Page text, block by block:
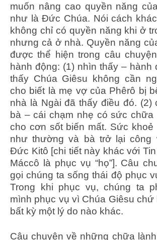
muốn nâng cao quyền năng
như là Đức Chúa. Nói cách
không chỉ có quyền năng khi ở
nhưng cả ở nhà. Quyền năng
được thể hiện trong câu
hành động: (1) nhìn thấy – hành
thấy Chúa Giêsu không cần
cho biết là mẹ vợ của Phêrô bị
nhà là Ngài đã thấy điều đó. (2)
bà – cái chạm nhẹ có sức chữa
cho cơn sốt biến mất. Sức khoẻ
như thường và bà trở lại công
Đức Kitô [chi tiết này khác với
Máccô là phục vụ “họ”]. Câu
gọi chúng ta sống thái độ phục
Trong khi phục vụ, chúng ta
mình phục vụ vì Chúa Giêsu chứ
bất kỳ một lý do nào khác.
Câu chuyện về những chữa